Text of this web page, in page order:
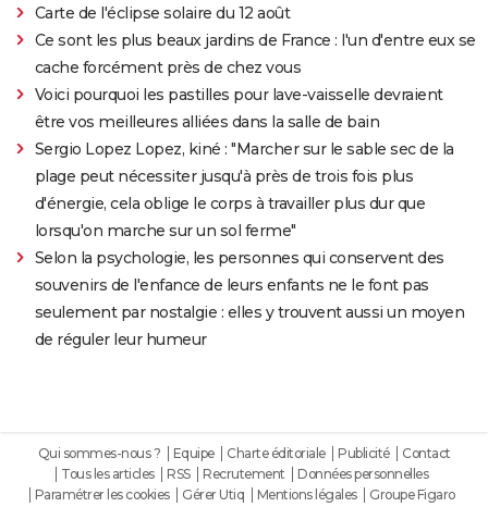
Carte de l'éclipse solaire du 12 août
Ce sont les plus beaux jardins de France : l'un d'entre eux se
cache forcément près de chez vous
Voici pourquoi les pastilles pour lave-vaisselle devraient
être vos meilleures alliées dans la salle de bain
Sergio Lopez Lopez, kiné : "Marcher sur le sable sec de la
plage peut nécessiter jusqu'à près de trois fois plus
d'énergie, cela oblige le corps à travailler plus dur que
lorsqu'on marche sur un sol ferme"
Selon la psychologie, les personnes qui conservent des
souvenirs de l'enfance de leurs enfants ne le font pas
seulement par nostalgie : elles y trouvent aussi un moyen
de réguler leur humeur
Qui sommes-nous ? Equipe Charte éditoriale Publicité
Contact
Tous les articles
RSS Recrutement
Données personnelles
Paramétrer les cookies
Gérer Utiq Mentions légales Groupe Figaro